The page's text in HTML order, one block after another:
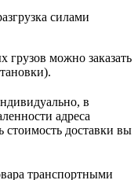
силами
грузов можно заказать
в
адреса
стоимость доставки вы
транспортными